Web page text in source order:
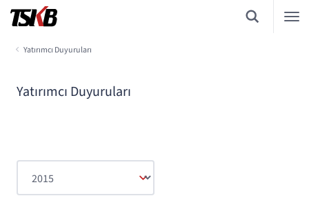
Yatırımcı Duyuruları
Yatırımcı Duyuruları